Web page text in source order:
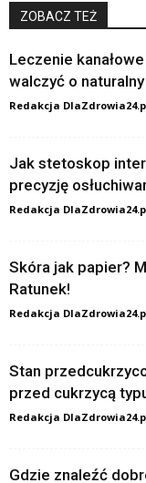
ZOBACZ TEŻ
Leczenie
walczyć o
Redakcja
Jak stetoskop
precyzję
Redakcja
Skóra jak papier?
Ratunek!
Redakcja
Stan
przed cukrzycą
Redakcja
Gdzie znaleźć